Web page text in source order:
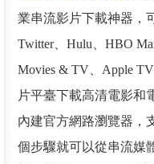
業串流影片下載神器，
Twitter、Hulu、HBO
Movies & TV、Apple
片平臺下載高清電影和
內建官方網路瀏覽器，
個步驟就可以從串流媒